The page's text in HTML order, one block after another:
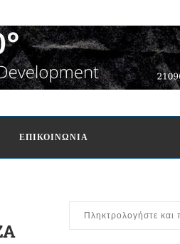
ΕΠΙΚΟΙΝΩΝΙΑ